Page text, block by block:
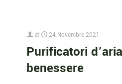
at 24 Novembre 2021
Purificatori
benessere